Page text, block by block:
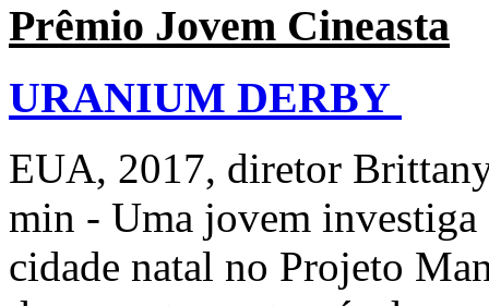
Prêmio Jovem Cineasta
URANIUM DERBY
EUA, 2017, diretor
min - Uma jovem investiga
cidade natal no Projeto